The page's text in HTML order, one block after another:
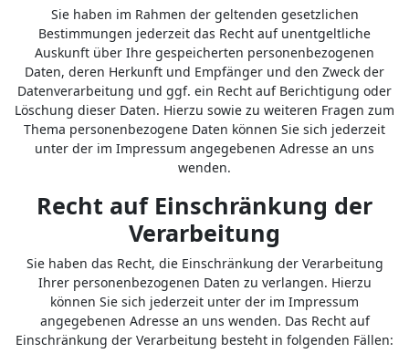
Sie haben im Rahmen der geltenden gesetzlichen
Bestimmungen jederzeit das Recht auf unentgeltliche
Auskunft über Ihre gespeicherten personenbezogenen
Daten, deren Herkunft und Empfänger und den Zweck der
Datenverarbeitung und ggf. ein Recht auf Berichtigung oder
Löschung dieser Daten. Hierzu sowie zu weiteren Fragen zum
Thema personenbezogene Daten können Sie sich jederzeit
unter der im Impressum angegebenen Adresse an uns
wenden.
Recht auf Einschränkung der
Verarbeitung
Sie haben das Recht, die Einschränkung der Verarbeitung
Ihrer personenbezogenen Daten zu verlangen. Hierzu
können Sie sich jederzeit unter der im Impressum
angegebenen Adresse an uns wenden. Das Recht auf
Einschränkung der Verarbeitung besteht in folgenden Fällen: